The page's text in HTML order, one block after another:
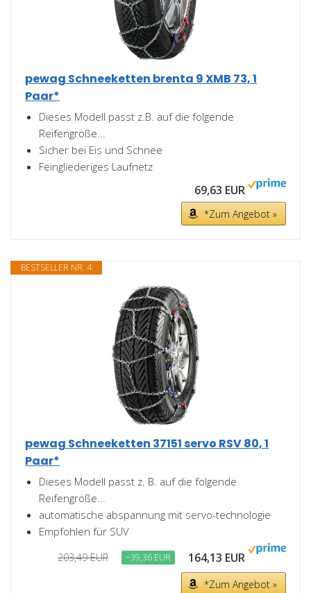
pewag Schneeketten brenta 9 XMB 73, 1
Paar*
Dieses Modell passt z.B. auf die folgende
Reifengröße...
Sicher bei Eis und Schnee
Feingliederiges Laufnetz
69,63 EUR
*Zum Angebot »
BESTSELLER NR. 4
pewag Schneeketten 37151 servo RSV 80, 1
Paar*
Dieses Modell passt z. B. auf die folgende
Reifengröße...
automatische abspannung mit servo-technologie
Empfohlen für SUV
203,49 EUR −39,36 EUR 164,13 EUR
*Zum Angebot »